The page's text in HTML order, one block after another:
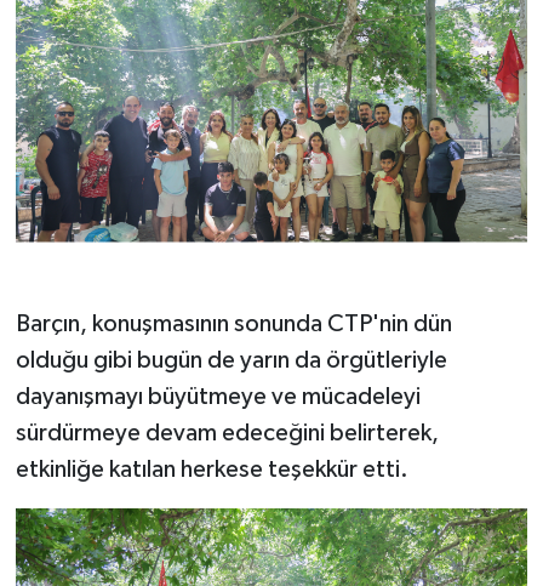
Barçın, konuşmasının sonunda CTP'nin dün
olduğu gibi bugün de yarın da örgütleriyle
dayanışmayı büyütmeye ve mücadeleyi
sürdürmeye devam edeceğini belirterek,
etkinliğe katılan herkese teşekkür etti.